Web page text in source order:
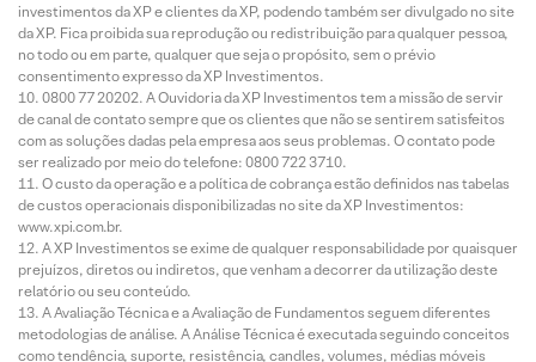
investimentos da XP e clientes da XP, podendo também ser divulgado no site
da XP. Fica proibida sua reprodução ou redistribuição para qualquer pessoa,
no todo ou em parte, qualquer que seja o propósito, sem o prévio
consentimento expresso da XP Investimentos.
0800 77 20202. A Ouvidoria da XP Investimentos tem a missão de servir
de canal de contato sempre que os clientes que não se sentirem satisfeitos
com as soluções dadas pela empresa aos seus problemas. O contato pode
ser realizado por meio do telefone: 0800 722 3710.
O custo da operação e a política de cobrança estão definidos nas tabelas
de custos operacionais disponibilizadas no site da XP Investimentos:
www.xpi.com.br.
A XP Investimentos se exime de qualquer responsabilidade por quaisquer
prejuízos, diretos ou indiretos, que venham a decorrer da utilização deste
relatório ou seu conteúdo.
A Avaliação Técnica e a Avaliação de Fundamentos seguem diferentes
metodologias de análise. A Análise Técnica é executada seguindo conceitos
como tendência, suporte, resistência, candles, volumes, médias móveis